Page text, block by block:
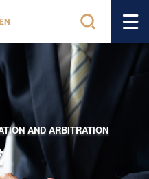
AND ARBITRATION